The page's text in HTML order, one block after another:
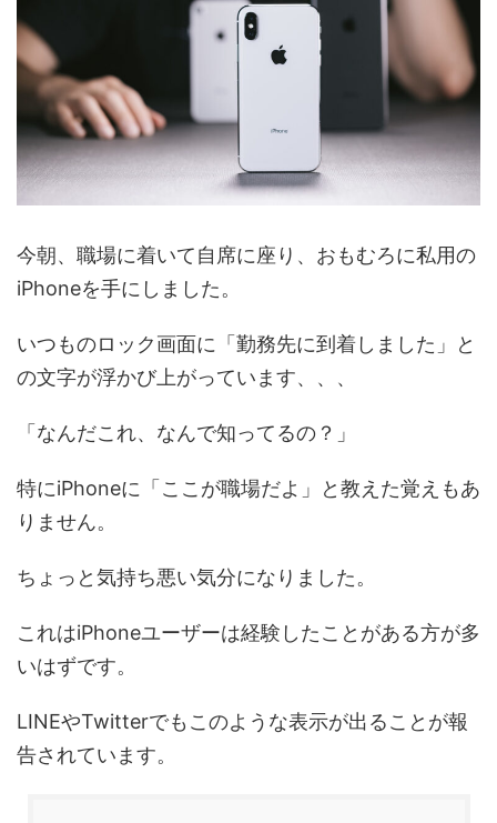
今朝、職場に着いて自席に座り、おもむろに私用の
iPhoneを手にしました。
いつものロック画面に「勤務先に到着しました」と
の文字が浮かび上がっています、、、
「なんだこれ、なんで知ってるの？」
特にiPhoneに「ここが職場だよ」と教えた覚えもあ
りません。
ちょっと気持ち悪い気分になりました。
これはiPhoneユーザーは経験したことがある方が多
いはずです。
LINEやTwitterでもこのような表示が出ることが報
告されています。